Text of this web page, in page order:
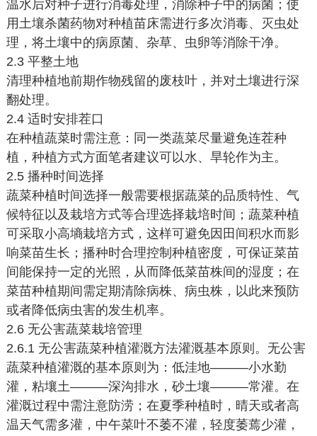
温水后对种子进行消毒处理，消除种子中的病菌；使
用土壤杀菌药物对种植苗床需进行多次消毒、灭虫处
理，将土壤中的病原菌、杂草、虫卵等消除干净。
2.3 平整土地
清理种植地前期作物残留的废枝叶，并对土壤进行深
翻处理。
2.4 适时安排茬口
在种植蔬菜时需注意：同一类蔬菜尽量避免连茬种
植，种植方式方面笔者建议可以水、旱轮作为主。
2.5 播种时间选择
蔬菜种植时间选择一般需要根据蔬菜的品质特性、气
候特征以及栽培方式等合理选择栽培时间；蔬菜种植
可采取小高墒栽培方式，这样可避免因田间积水而影
响菜苗生长；播种时合理控制种植密度，可保证菜苗
间能保持一定的光照，从而降低菜苗株间的湿度；在
菜苗种植期间需定期清除病株、病虫株，以此来预防
或者降低病虫害的发生机率。
2.6 无公害蔬菜栽培管理
2.6.1 无公害蔬菜种植灌溉方法灌溉基本原则。无公害
蔬菜种植灌溉的基本原则为：低洼地———小水勤
灌，粘壤土———深沟排水，砂土壤———常灌。在
灌溉过程中需注意防涝；在夏季种植时，晴天或者高
温天气需多灌，中午菜叶不萎不灌，轻度萎蔫少灌，